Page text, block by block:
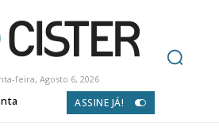
feira, Agosto 6, 2026
ASSINE JÁ!